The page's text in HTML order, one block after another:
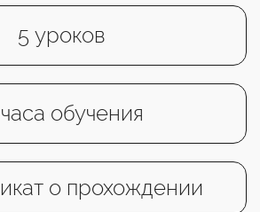
5 уроков
обучения
о прохождении